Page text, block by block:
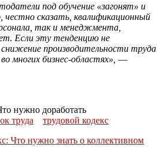
под обучение «загонят» и
честно сказать, квалификационный
так и менеджмента,
Если эту тенденцию не
производительности труда
многих бизнес-областях», —
нужно доработать
труда
трудовой кодекс
Что нужно знать о коллективном